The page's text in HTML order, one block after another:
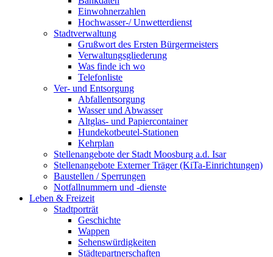
Einwohnerzahlen
Hochwasser-/ Unwetterdienst
Stadtverwaltung
Grußwort des Ersten Bürgermeisters
Verwaltungsgliederung
Was finde ich wo
Telefonliste
Ver- und Entsorgung
Abfallentsorgung
Wasser und Abwasser
Altglas- und Papiercontainer
Hundekotbeutel-Stationen
Kehrplan
Stellenangebote der Stadt Moosburg a.d. Isar
Stellenangebote Externer Träger (KiTa-Einrichtungen)
Baustellen / Sperrungen
Notfallnummern und -dienste
Leben & Freizeit
Stadtporträt
Geschichte
Wappen
Sehenswürdigkeiten
Städtepartnerschaften